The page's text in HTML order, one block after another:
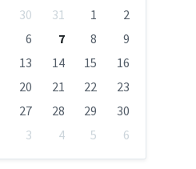
30 31 1
2
6 7 8
9
13 14 15
16
20 21 22
23
27 28 29
30
3 4 5
6